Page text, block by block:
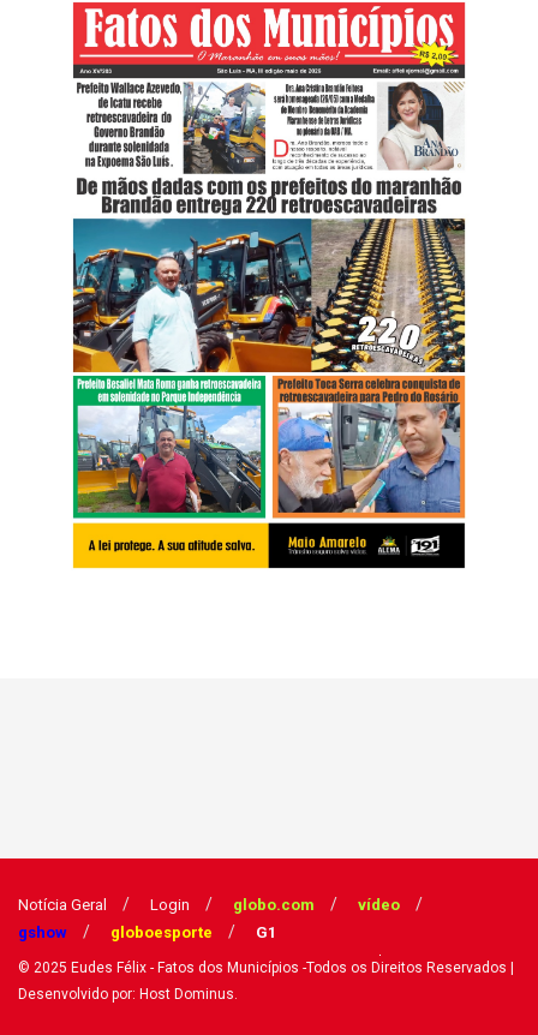
Notícia Geral Login globo.com
vídeo
gshow
globoesporte G1
© 2025 Eudes Félix - Fatos dos Municípios -Todos os Direitos Reservados
Desenvolvido por: Host Dominus.